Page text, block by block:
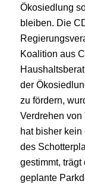
Ökosiedlung
bleiben. Die
Koalition aus
der
zu fördern,
Verdrehen von
hat bisher
des
gestimmt, trägt
geplante